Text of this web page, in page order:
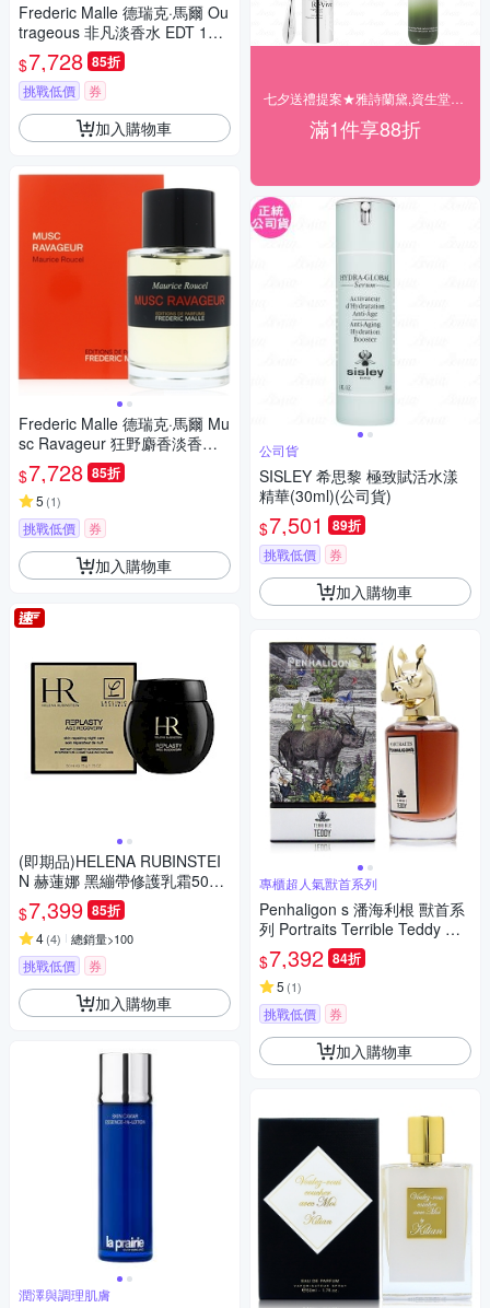
Frederic Malle 德瑞克·馬爾 Ou
trageous 非凡淡香水 EDT 100
ml (平行輸入)
$7,728 85折
挑戰低價 券
加入購物車
Frederic Malle 德瑞克·馬爾 Mu
sc Ravageur 狂野麝香淡香精
EDP 100ml
$7,728 85折
5 (1)
挑戰低價 券
加入購物車
(即期品)HELENA RUBINSTEI
N 赫蓮娜 黑繃帶修護乳霜50ml
效期至20270501
$7,399 85折
4(4) 總銷量>100
挑戰低價 券
加入購物車
潤澤與調理肌膚
滿1件享88折
公司貨
SISLEY 希思黎 極致賦活水漾
精華(30ml)(公司貨)
$7,501 89折
挑戰低價 券
加入購物車
專櫃超人氣獸首系列
Penhaligon s 潘海利根 獸首系
列 Portraits Terrible Teddy 犀
牛淡香精 EDP 75ml
$7,392 84折
5 (1)
挑戰低價 券
加入購物車